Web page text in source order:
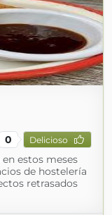
0 Delicioso
estos meses
de hostelería
retrasados